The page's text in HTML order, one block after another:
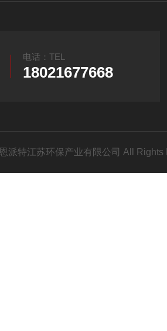
电话：TEL
18021677668
派特江苏环保产业有限公司 All